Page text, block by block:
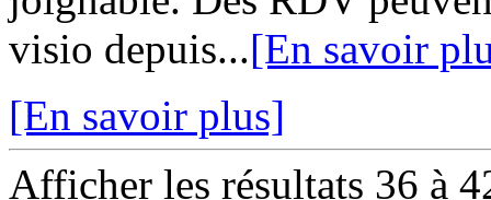
visio depuis...[En savoir
[En savoir plus]
Afficher les résultats 36 à